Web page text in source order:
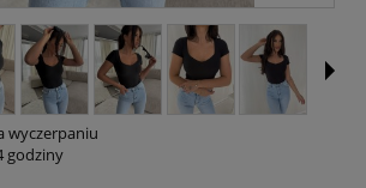
wyczerpaniu
godziny